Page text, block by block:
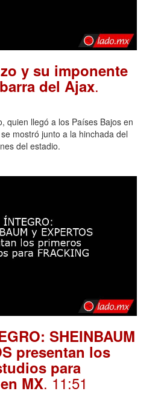
y su imponente
del Ajax.
quien llegó a los Países Bajos en
mostró junto a la hinchada del
del estadio.
SHEINBAUM
presentan los
para
MX. 11:51